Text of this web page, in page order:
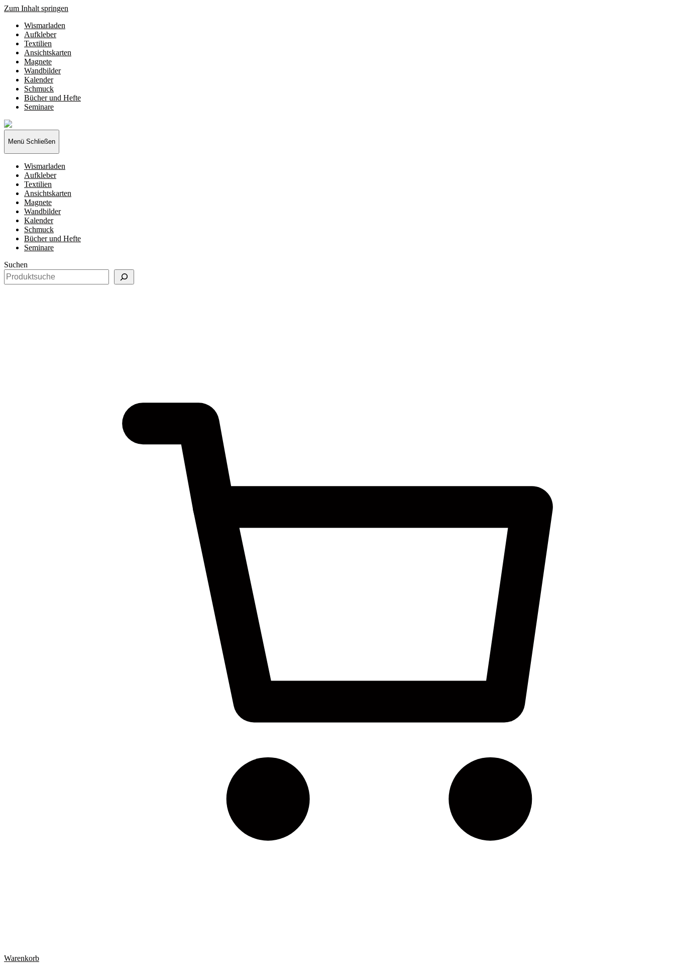
Zum Inhalt springen
Wismarladen
Aufkleber
Textilien
Ansichtskarten
Magnete
Wandbilder
Kalender
Schmuck
Bücher und Hefte
Seminare
Wismarladen
-
deine
Produzentengemeinschaft
Menü Schließen
Wismarladen
Aufkleber
Textilien
Ansichtskarten
Magnete
Wandbilder
Kalender
Schmuck
Bücher und Hefte
Seminare
Suchen
Warenkorb